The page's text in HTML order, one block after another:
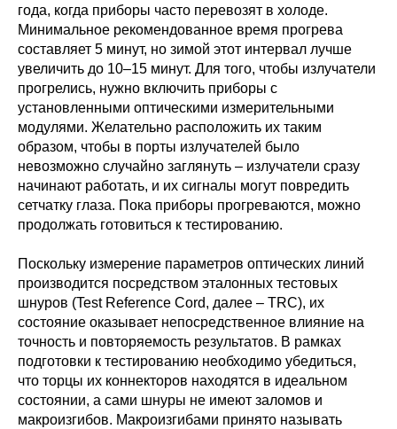
года, когда приборы часто перевозят в холоде.
Минимальное рекомендованное время прогрева
составляет 5 минут, но зимой этот интервал лучше
увеличить до 10–15 минут. Для того, чтобы излучатели
прогрелись, нужно включить приборы с
установленными оптическими измерительными
модулями. Желательно расположить их таким
образом, чтобы в порты излучателей было
невозможно случайно заглянуть – излучатели сразу
начинают работать, и их сигналы могут повредить
сетчатку глаза. Пока приборы прогреваются, можно
продолжать готовиться к тестированию.
Поскольку измерение параметров оптических линий
производится посредством эталонных тестовых
шнуров (Test Reference Cord, далее – TRC), их
состояние оказывает непосредственное влияние на
точность и повторяемость результатов. В рамках
подготовки к тестированию необходимо убедиться,
что торцы их коннекторов находятся в идеальном
состоянии, а сами шнуры не имеют заломов и
макроизгибов. Макроизгибами принято называть